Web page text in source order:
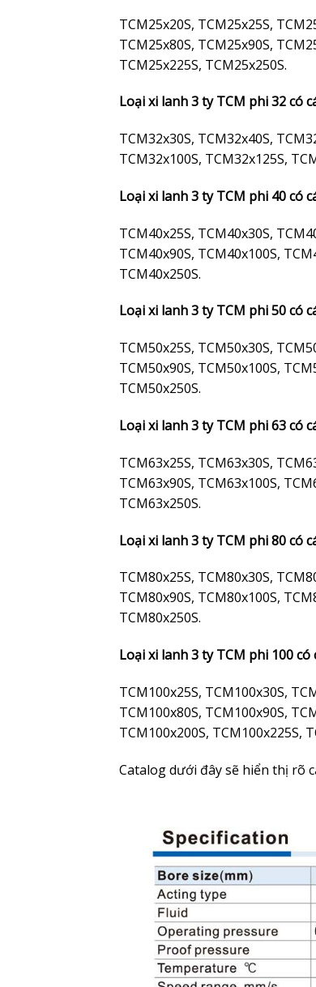
TCM25x20S, TCM25x25S,
TCM25x80S, TCM25x90S,
TCM25x225S, TCM25x250S.
Loại xi lanh 3 ty TCM phi 32 có
TCM32x30S, TCM32x40S,
TCM32x100S, TCM32x125S,
Loại xi lanh 3 ty TCM phi 40 có
TCM40x25S, TCM40x30S,
TCM40x90S, TCM40x100S,
TCM40x250S.
Loại xi lanh 3 ty TCM phi 50 có
TCM50x25S, TCM50x30S,
TCM50x90S, TCM50x100S,
TCM50x250S.
Loại xi lanh 3 ty TCM phi 63 có
TCM63x25S, TCM63x30S,
TCM63x90S, TCM63x100S,
TCM63x250S.
Loại xi lanh 3 ty TCM phi 80 có
TCM80x25S, TCM80x30S,
TCM80x90S, TCM80x100S,
TCM80x250S.
Loại xi lanh 3 ty TCM phi 100 có
TCM100x25S, TCM100x30S,
TCM100x80S, TCM100x90S,
TCM100x200S, TCM100x225S,
Catalog dưới đây sẽ hiển thị rõ